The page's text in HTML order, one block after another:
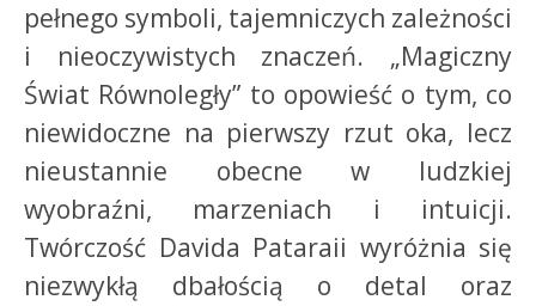
pełnego symboli, tajemniczych zależności
i nieoczywistych znaczeń. „Magiczny
Świat Równoległy” to opowieść o tym, co
niewidoczne na pierwszy rzut oka, lecz
nieustannie obecne w ludzkiej
wyobraźni, marzeniach i intuicji.
Twórczość Davida Pataraii wyróżnia się
niezwykłą dbałością o detal oraz